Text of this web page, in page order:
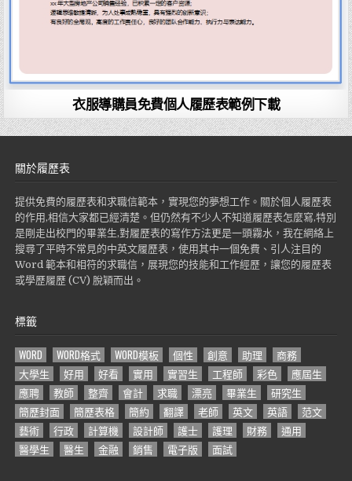
衣服導購員免費個人履歷表範例下載
關於履歷表
提供免費的履歷表和求職信範本，實現您的夢想工作。關於個人履歷表
的作用,相信大家都已經清楚。但仍然有不少人不知道履歷表怎麼寫,特別
是剛走出校門的畢業生,對履歷表的寫作方法更是一頭霧水，我在網絡上
搜尋了平時不常見的中英文履歷表，使用其中一個免費、引人注目的
Word 範本和相符的求職信，展現您的技能和工作經歷，讓您的履歷表
或學歷履歷 (CV) 脫穎而出。
標籤
WORD WORD格式 WORD模板 個性 創意 助理
商務
大學生
好用 好看 實用 實習生 工程師 彩色
應屆生
應聘
教師 整齊 會計 求職 漂亮 畢業生
研究生
簡歷封面
簡歷表格 簡約 翻譯 老師 英文 英語
范文
藝術
行政 計算機 設計師 護士 護理 財務
通用
醫學生
醫生 金融 銷售 電子版 面試